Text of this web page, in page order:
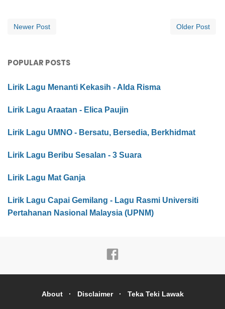
Newer Post Older Post
POPULAR POSTS
Lirik Lagu Menanti Kekasih - Alda Risma
Lirik Lagu Araatan - Elica Paujin
Lirik Lagu UMNO - Bersatu, Bersedia, Berkhidmat
Lirik Lagu Beribu Sesalan - 3 Suara
Lirik Lagu Mat Ganja
Lirik Lagu Capai Gemilang - Lagu Rasmi Universiti
Pertahanan Nasional Malaysia (UPNM)
About Disclaimer Teka Teki Lawak